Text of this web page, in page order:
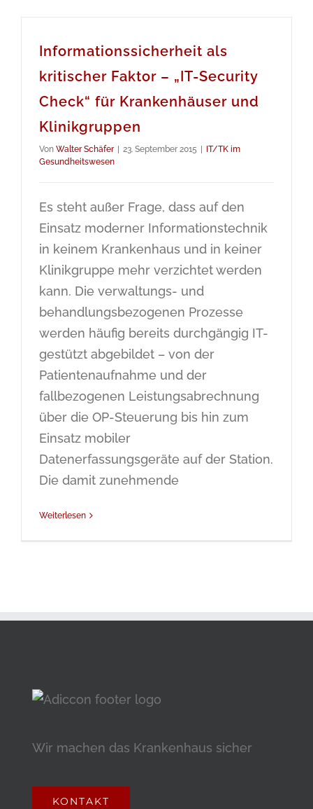
Informationssicherheit als
kritischer Faktor – „IT-Security
Check“ für Krankenhäuser und
Klinikgruppen
Von Walter Schäfer 23. September 2015
IT/TK im
Gesundheitswesen
Es steht außer Frage, dass auf den
Einsatz moderner Informationstechnik
in keinem Krankenhaus und in keiner
Klinikgruppe mehr verzichtet werden
kann. Die verwaltungs- und
behandlungsbezogenen Prozesse
werden häufig bereits durchgängig IT-
gestützt abgebildet – von der
Patientenaufnahme und der
fallbezogenen Leistungsabrechnung
über die OP-Steuerung bis hin zum
Einsatz mobiler
Datenerfassungsgeräte auf der Station.
Die damit zunehmende
Weiterlesen
Wir machen das Krankenhaus sicher
KONTAKT